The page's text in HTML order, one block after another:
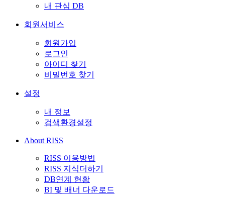
내 관심 DB
회원서비스
회원가입
로그인
아이디 찾기
비밀번호 찾기
설정
내 정보
검색환경설정
About RISS
RISS 이용방법
RISS 지식더하기
DB연계 현황
BI 및 배너 다운로드